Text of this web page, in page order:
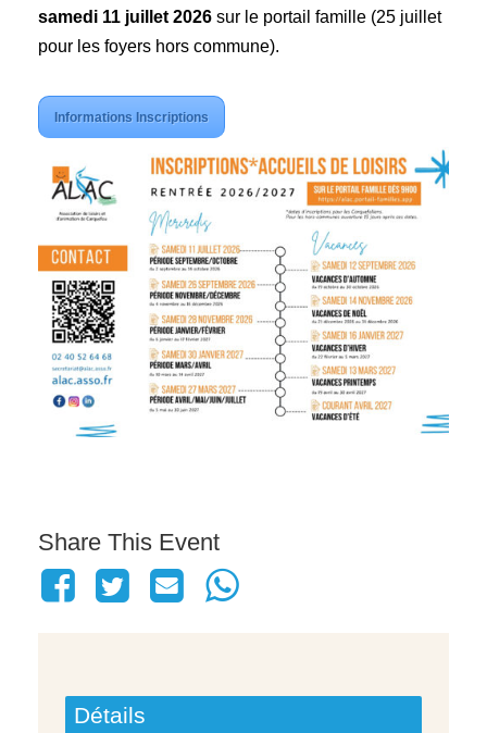
samedi 11 juillet 2026 sur le portail famille (25 juillet
pour les foyers hors commune).
Informations Inscriptions
Share This Event
Détails